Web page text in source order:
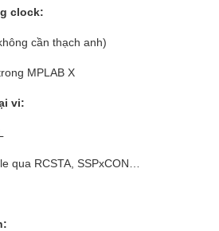
clock:
cần thạch anh)
MPLAB X
vi:
qua RCSTA, SSPxCON…